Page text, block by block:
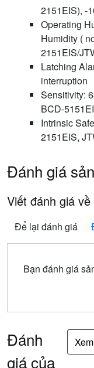
2151EIS), -
Operating
Humidity (
2151EIS/
Latching
interruption
Sensitivity:
BCD-
Intrinsic
2151EIS,
Đánh giá
Viết đánh giá
Để lại đánh giá
Bạn đánh giá
Đánh
giá của